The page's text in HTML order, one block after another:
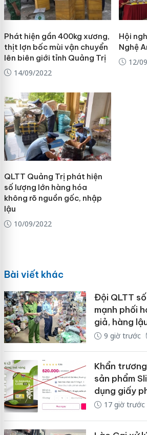
Phát hiện gần 400kg xương,
thịt lợn bốc mùi vận chuyển
lên biên giới tỉnh Quảng Trị
14/09/2022
Hội
Nghệ
12/
QLTT Quảng Trị phát hiện
số lượng lớn hàng hóa
không rõ nguồn gốc, nhập
lậu
10/09/2022
Bài viết khác
Đội QLTT
mạnh phối
giả, hàng
9 giờ trước
Khẩn
sản phẩm
dụng giấy
17 giờ trước